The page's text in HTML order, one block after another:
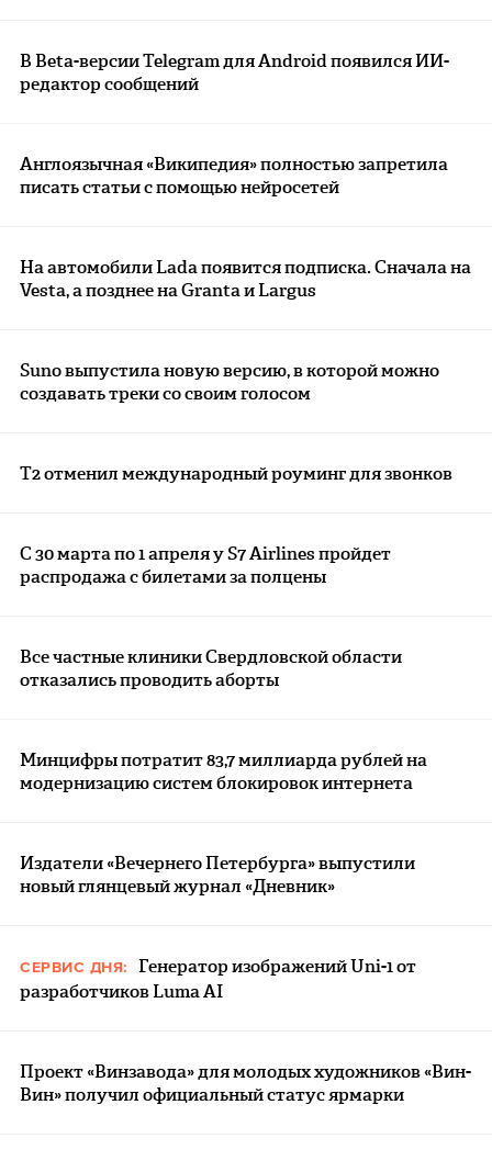
В Beta-версии Telegram для Android появился ИИ-
редактор сообщений
Англоязычная «Википедия» полностью запретила
писать статьи с помощью нейросетей
На автомобили Lada появится подписка. Сначала на
Vesta, а позднее на Granta и Largus
Suno выпустила новую версию, в которой можно
создавать треки со своим голосом
Т2 отменил международный роуминг для звонков
С 30 марта по 1 апреля у S7 Airlines пройдет
распродажа с билетами за полцены
Все частные клиники Свердловской области
отказались проводить аборты
Минцифры потратит 83,7 миллиарда рублей на
модернизацию систем блокировок интернета
Издатели «Вечернего Петербурга» выпустили
новый глянцевый журнал «Дневник»
СЕРВИС ДНЯ:
Генератор изображений Uni-1 от
разработчиков Luma AI
Проект «Винзавода» для молодых художников «Вин-
Вин» получил официальный статус ярмарки